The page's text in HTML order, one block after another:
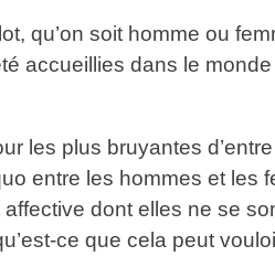
qu’on soit homme ou
accueillies dans le
les plus bruyantes
entre les hommes et
dont elles ne se
ce que cela peut